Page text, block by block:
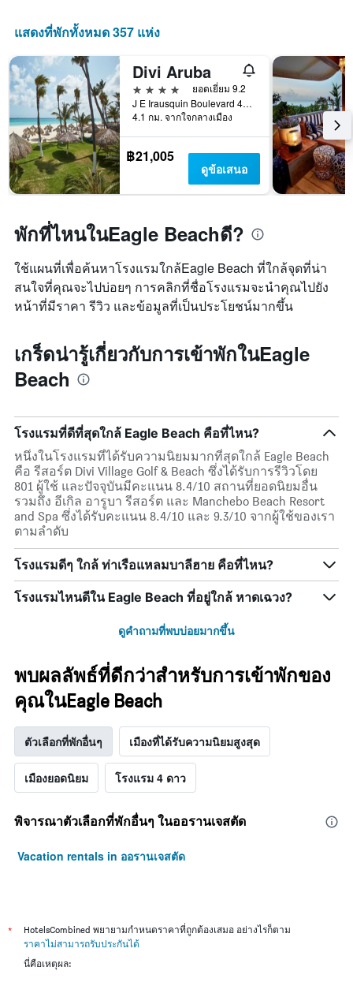
แสดงที่พักทั้งหมด 357 แห่ง
Divi Aruba
4 ดาว
ยอดเยี่ยม 9.2
J E Irausquin Boulevard 45, ออรานเจสตัด, อารูบา
4.1 กม. จากใจกลางเมือง
฿21,005
ดูข้อเสนอ
พักที่ไหนในEagle Beachดี?
ใช้แผนที่เพื่อค้นหาโรงแรมใกล้Eagle Beach ที่ใกล้จุดที่น่า
สนใจที่คุณจะไปบ่อยๆ การคลิกที่ชื่อโรงแรมจะนำคุณไปยัง
หน้าที่มีราคา รีวิว และข้อมูลที่เป็นประโยชน์มากขึ้น
เกร็ดน่ารู้เกี่ยวกับการเข้าพักในEagle
Beach
โรงแรมที่ดีที่สุดใกล้ Eagle Beach คือที่ไหน?
หนึ่งในโรงแรมที่ได้รับความนิยมมากที่สุดใกล้ Eagle Beach
คือ รีสอร์ต Divi Village Golf & Beach ซึ่งได้รับการรีวิวโดย
801 ผู้ใช้ และปัจจุบันมีคะแนน 8.4/10 สถานที่ยอดนิยมอื่น
รวมถึง อีเกิล อารูบา รีสอร์ต และ Manchebo Beach Resort
and Spa ซึ่งได้รับคะแนน 8.4/10 และ 9.3/10 จากผู้ใช้ของเรา
ตามลำดับ
โรงแรมดีๆ ใกล้ ท่าเรือแหลมบาลีฮาย คือที่ไหน?
โรงแรมไหนดีใน Eagle Beach ที่อยู่ใกล้ หาดเฉวง?
ดูคำถามที่พบบ่อยมากขึ้น
พบผลลัพธ์ที่ดีกว่าสำหรับการเข้าพักของ
คุณในEagle Beach
ตัวเลือกที่พักอื่นๆ เมืองที่ได้รับความนิยมสูงสุด
เมืองยอดนิยม โรงแรม 4 ดาว
พิจารณาตัวเลือกที่พักอื่นๆ ในออรานเจสตัด
Vacation rentals in ออรานเจสตัด
*
HotelsCombined พยายามกำหนดราคาที่ถูกต้องเสมอ อย่างไรก็ตาม
ราคาไม่สามารถรับประกันได้
นี่คือเหตุผล: